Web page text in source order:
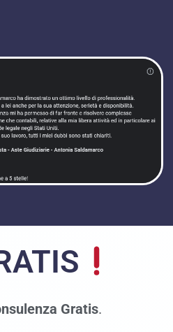
Gratis.